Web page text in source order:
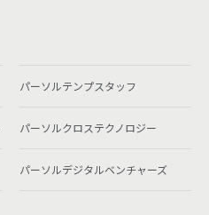
パーソルテンプスタッフ
パーソルクロステクノロジー
パーソルデジタルベンチャーズ